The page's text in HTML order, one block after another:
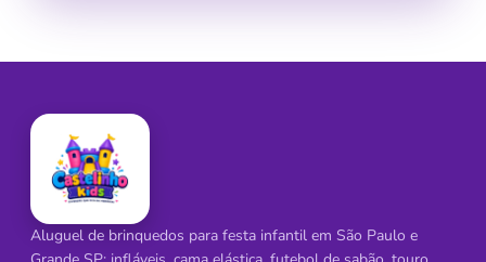
Aluguel de brinquedos para festa infantil em São Paulo e